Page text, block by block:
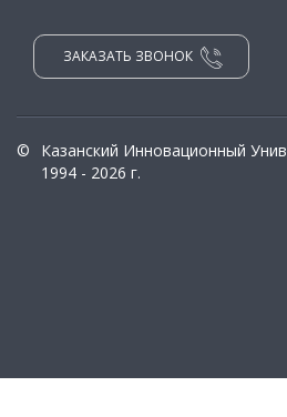
ЗАКАЗАТЬ ЗВОНОК
©
Казанский Инновационный
1994 - 2026 г.